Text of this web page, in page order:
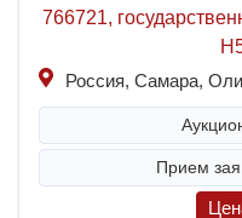
766721,
Россия, Самара,
Прием